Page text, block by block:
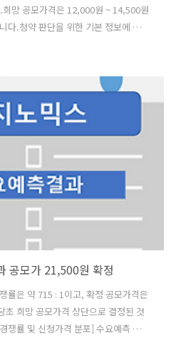
망 공모가격은 12,000원 ~ 14,500원
.청약 판단을 위한 기본 정보에 대해
아테라퓨틱스는 미세혈관
물질들을 개발합니다. 사람 몸의 혈관
로 이루어진 관인데, 혈관내피세포 단
Leakage), 염증이 생기면 (혈관 염
주변이 붓거나 (부종, Edema), 혈액
공모가 21,500원 확정
률은 약 715 : 1이고, 확정 공모가격은
희망 공모가격 상단으로 결정된 것
률 및 신청가격 분포] 수요예측 참여